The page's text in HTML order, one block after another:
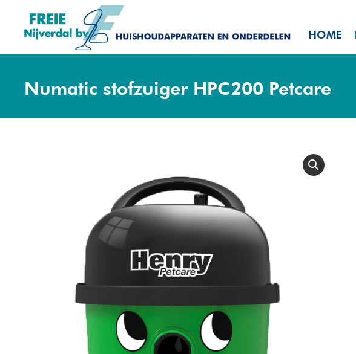
HOME
Numatic stofzuiger HPC200 Petcare